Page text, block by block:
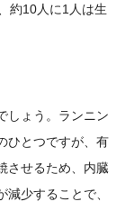
約10人に1人は生
しょう。ランニン
ひとつですが、有
させるため、内臓
少することで、